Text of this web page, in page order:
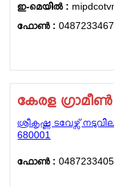
ഇ-മെയില്‍ :
ഫോണ്‍ :
കേരള
ശ്രീകൃഷ്ണ ടവേഴ്സ്
680001
ഫോണ്‍ :